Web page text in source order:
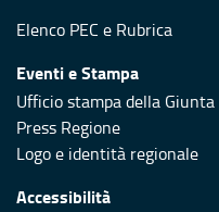
Elenco PEC e Rubrica
Eventi e Stampa
Ufficio stampa della Giunta
Press Regione
Logo e identità regionale
Accessibilità